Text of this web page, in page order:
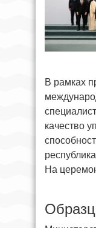
В рамках
качество
На